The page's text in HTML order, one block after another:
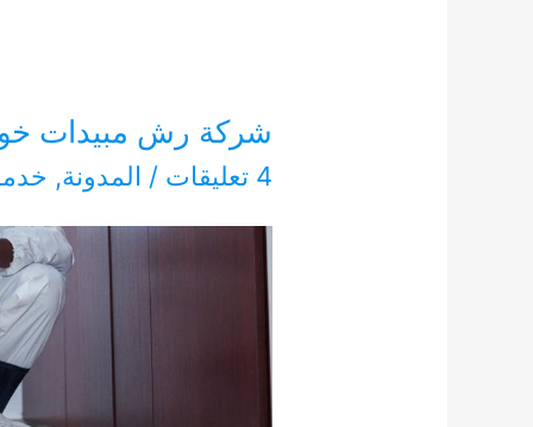
شركة رش مبيدات خورفكان
4 تعليقات / المدونة,